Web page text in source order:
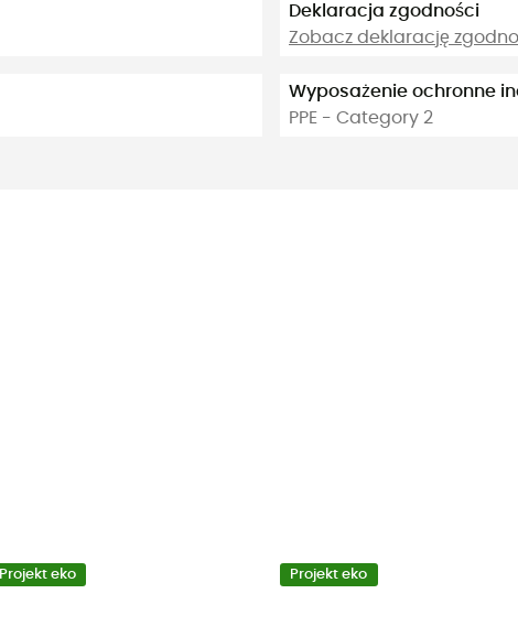
Deklaracja zgodności
Zobacz deklarację
Wyposażenie ochronne
PPE - Category 2
Projekt eko Projekt eko